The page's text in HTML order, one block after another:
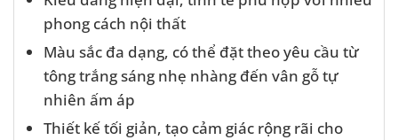
phong cách nội thất
Màu sắc đa dạng, có thể đặt theo yêu cầu từ
tông trắng sáng nhẹ nhàng đến vân gỗ tự
nhiên ấm áp
Thiết kế tối giản, tạo cảm giác rộng rãi cho